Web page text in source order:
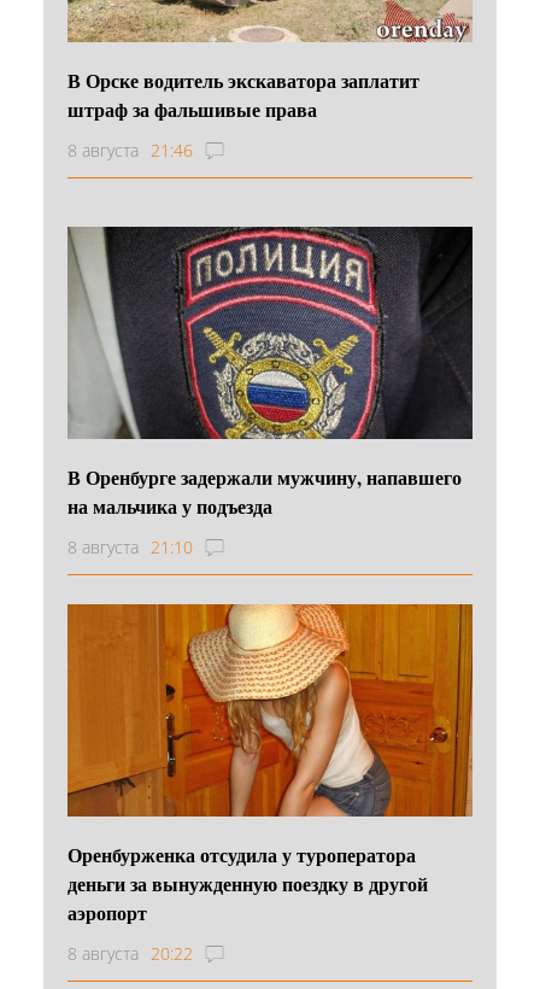
В Орске водитель экскаватора заплатит
штраф за фальшивые права
8 августа 21:46
В Оренбурге задержали мужчину, напавшего
на мальчика у подъезда
8 августа 21:10
Оренбурженка отсудила у туроператора
деньги за вынужденную поездку в другой
аэропорт
8 августа 20:22